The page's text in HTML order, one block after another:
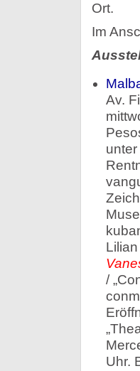
Ort.
Im
Av.
/
Uhr.